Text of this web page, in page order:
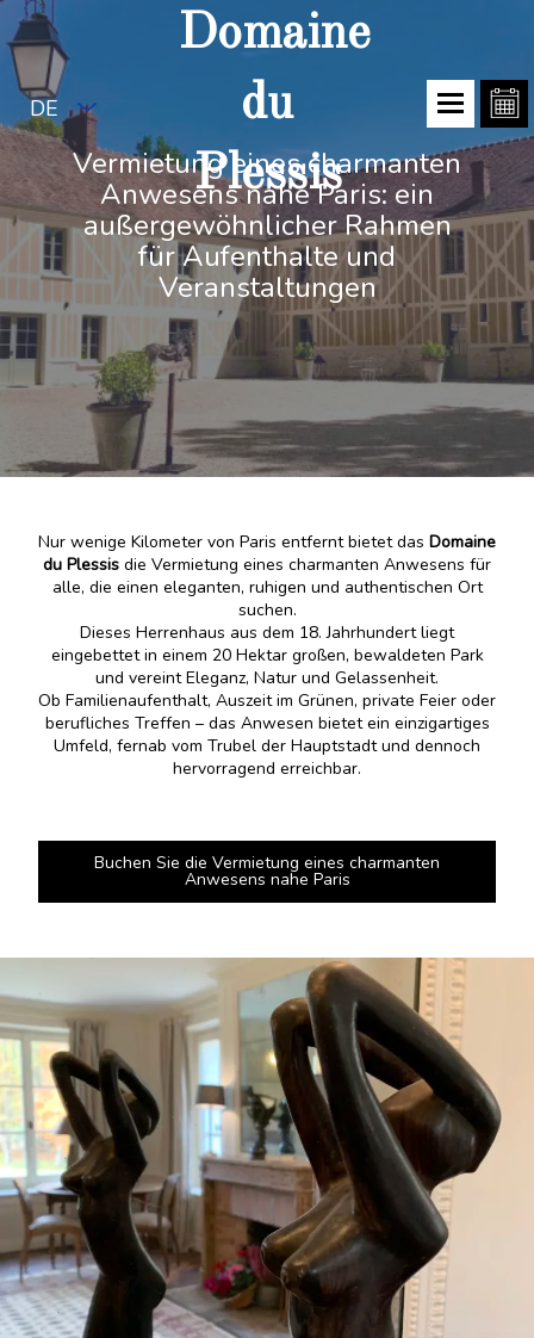
DE
Domaine
du
Plessis
Vermietung eines charmanten
Anwesens nahe Paris: ein
außergewöhnlicher Rahmen
für Aufenthalte und
Veranstaltungen
Nur wenige Kilometer von Paris entfernt bietet das Domaine
du Plessis die Vermietung eines charmanten Anwesens für
alle, die einen eleganten, ruhigen und authentischen Ort
suchen.
Dieses Herrenhaus aus dem 18. Jahrhundert liegt
eingebettet in einem 20 Hektar großen, bewaldeten Park
und vereint Eleganz, Natur und Gelassenheit.
Ob Familienaufenthalt, Auszeit im Grünen, private Feier oder
berufliches Treffen – das Anwesen bietet ein einzigartiges
Umfeld, fernab vom Trubel der Hauptstadt und dennoch
hervorragend erreichbar.
Buchen Sie die Vermietung eines charmanten
Anwesens nahe Paris